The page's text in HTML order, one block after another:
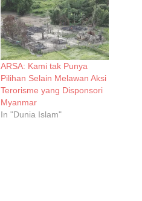
ARSA: Kami tak Punya
Pilihan Selain Melawan Aksi
Terorisme yang Disponsori
Myanmar
In "Dunia Islam"